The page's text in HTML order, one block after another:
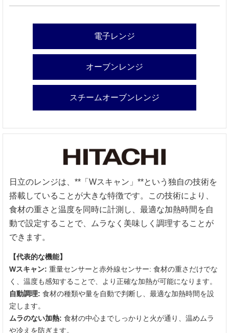
電子レンジ
オーブンレンジ
スチームオーブンレンジ
日立のレンジは、**「Wスキャン」**という独自の技術を
搭載していることが大きな特徴です。この技術により、
食材の重さと温度を同時に計測し、最適な加熱時間を自
動で設定することで、ムラなく美味しく調理することが
できます。
【代表的な機能】
Wスキャン: 重量センサーと赤外線センサー: 食材の重さだけでな
く、温度も感知することで、より正確な加熱が可能になります。
自動調理: 食材の種類や量を自動で判断し、最適な加熱時間を設
定します。
ムラのない加熱: 食材の中心までしっかりと火が通り、温めムラ
や冷えを防ぎます。